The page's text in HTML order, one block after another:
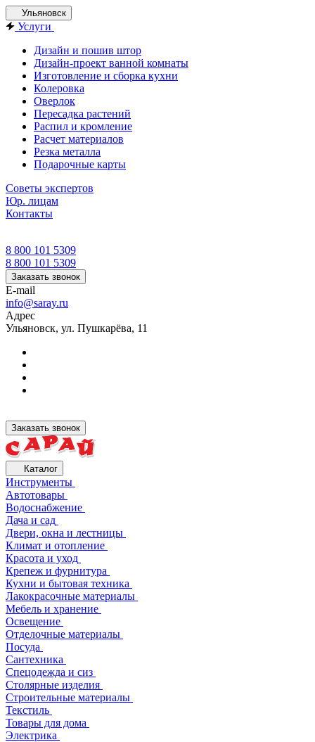
Ульяновск
Услуги
Дизайн и пошив штор
Дизайн-проект ванной комнаты
Изготовление и сборка кухни
Колеровка
Оверлок
Пересадка растений
Распил и кромление
Расчет материалов
Резка металла
Подарочные карты
Советы экспертов
Юр. лицам
Контакты
8 800 101 5309
8 800 101 5309
Заказать звонок
E-mail
info@saray.ru
Адрес
Ульяновск, ул. Пушкарёва, 11
Заказать звонок
Каталог
Инструменты
Автотовары
Водоснабжение
Дача и сад
Двери, окна и лестницы
Климат и отопление
Красота и уход
Крепеж и фурнитура
Кухни и бытовая техника
Лакокрасочные материалы
Мебель и хранение
Освещение
Отделочные материалы
Посуда
Сантехника
Спецодежда и сиз
Столярные изделия
Строительные материалы
Текстиль
Товары для дома
Электрика